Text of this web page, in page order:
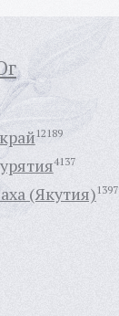
12189
4137
(Якутия)1397